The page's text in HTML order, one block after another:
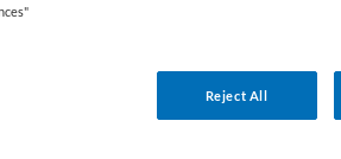
Reject All